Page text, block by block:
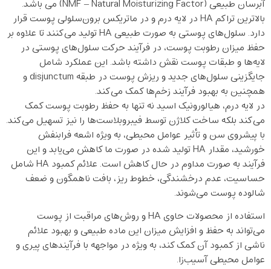
آبرسان طبیعی (NMF – Natural Moisturizing Factor) می باشد.
بالاترین تراکم HA در لایه درم و در ماتریکس برون‌سلولی پوست قرار
دارد. سلول‌های پوستی به صورت طبیعی HA تولید می‌کنند تا علاوه بر
حفظ میزان رطوبت پوست، در فرآیند حرکت سلول‌های پوستی در
لایه‌ها و طبقات پوست نقش داشته باشد. این عملکرد شامل
جایگزینی سلول‌های جدید و ریزش پوست در طبقه disjunctum و
همچنین به بهبود فرآیند زخم‌ها کمک می‌کند.
در لایه درم، هیالورونیک اسید نه تنها به حفظ رطوبت پوست کمک
می‌کند بلکه ساخت کلاژن توسط فیبروبلاست‌ها را نیز تسهیل می‌کند.
با پیشروی سن و تأثیر عوامل محیطی، به ویژه اشعه فرابنفش
خورشید، مقدار HA تولید شده در صورت ما کاهش می‌یابد و این
فرآیند به صورت مداوم در حال کاهش است. علائم کمبود HA شامل
حساسیت، عدم درخشندگی، خطوط ریز، بافت ناهمگون و ضعف
شالوده پوست می‌شوند.
استفاده از محصولات حاوی HA و روش‌های مراقبت از پوست
می‌تواند به حفظ و افزایش میزان این ماده طبیعی و بهبود علائم
ناشی از کمبود آن کمک کند، به ویژه در مواجهه با فرآیند‌های پیری و
عوامل محیطی آسیب‌زا.